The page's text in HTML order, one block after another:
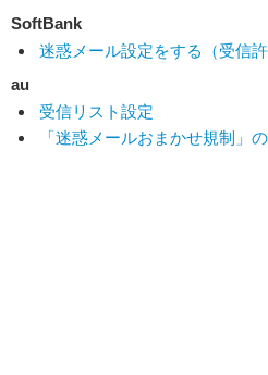
SoftBank
迷惑メール設定をする（受信許
au
受信リスト設定
「迷惑メールおまかせ規制」